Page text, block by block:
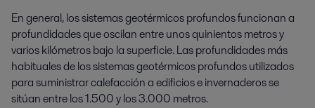
En general, los sistemas geotérmicos profundos funcionan a
profundidades que oscilan entre unos quinientos metros y
varios kilómetros bajo la superficie. Las profundidades más
habituales de los sistemas geotérmicos profundos utilizados
para suministrar calefacción a edificios e invernaderos se
sitúan entre los 1.500 y los 3.000 metros.